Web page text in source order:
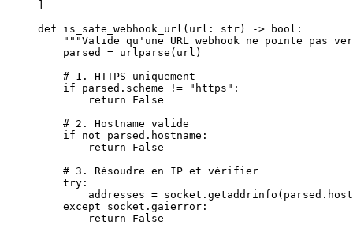
def is_safe_webhook_url (url: str) -> bool :
"""Valide qu'une URL webhook ne pointe pas
    parsed
= urlparse(url)
    # 1. HTTPS uniquement
    if
parsed.scheme != "https" :
        return
False
    # 2. Hostname valide
    if
not parsed.hostname:
        return
False
    # 3. Résoudre en IP et vérifier
    try
:
        addresses
=
    except
socket.gaierror:
        return
False